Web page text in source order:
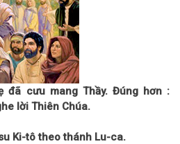
đã cưu mang Thầy. Đúng hơn :
lời Thiên Chúa.
Ki-tô theo thánh Lu-ca.